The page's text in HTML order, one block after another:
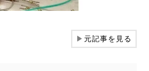
▶元記事を見る